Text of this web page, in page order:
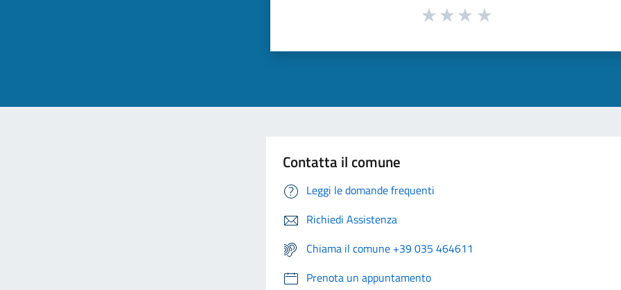
Contatta il comune
Leggi le domande frequenti
Richiedi Assistenza
Chiama il comune +39 035 464611
Prenota un appuntamento